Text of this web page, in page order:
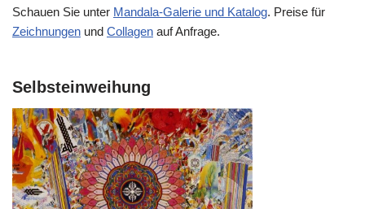
Schauen Sie unter Mandala-Galerie und Katalog. Preise für
Zeichnungen und Collagen auf Anfrage.
Selbsteinweihung